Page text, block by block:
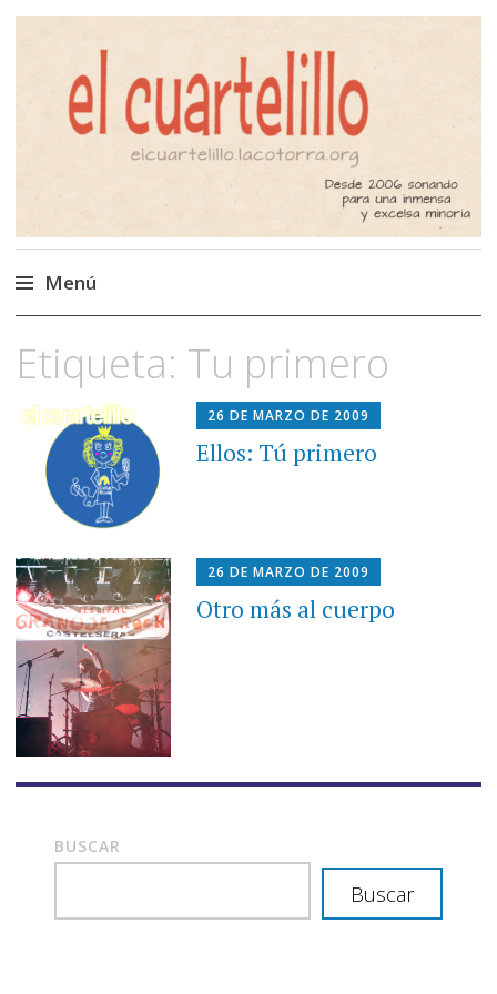
El Cuartelillo
Programa de radio de música
independiente. Podcast
Menú
al
contenido
Etiqueta: Tu primero
26 DE MARZO DE 2009
Ellos: Tú primero
26 DE MARZO DE 2009
Otro más al cuerpo
BUSCAR
Buscar